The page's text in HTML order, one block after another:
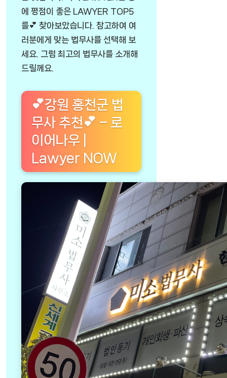
에 평점이 좋은 LAWYER TOP5
를💕 찾아보았습니다. 참고하여 여
러분에게 맞는 법무사를 선택해 보
세요. 그럼 최고의 법무사를 소개해
드릴께요.
💕강원 홍천군 법
무사 추천💕 – 로
이어나우 |
Lawyer NOW